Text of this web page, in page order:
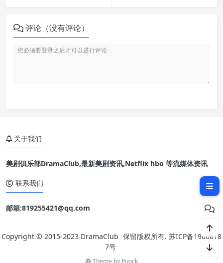
评论（没有评论）
关于我们
美剧俱乐部DramaClub,最新美剧资讯,Netflix hbo 等流媒体资讯
联系我们
邮箱:819255421@qq.com
Copyright © 2015-2023 DramaClub 保留版权所有. 苏ICP备1906818
7号